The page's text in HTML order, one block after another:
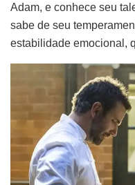
Adam, e conhece seu
sabe de seu
estabilidade emocional,